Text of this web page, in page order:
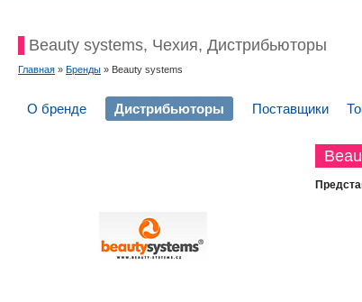
Beauty systems, Чехия, Дистрибьюторы
Главная » Бренды » Beauty systems
О бренде Дистрибьюторы Поставщики